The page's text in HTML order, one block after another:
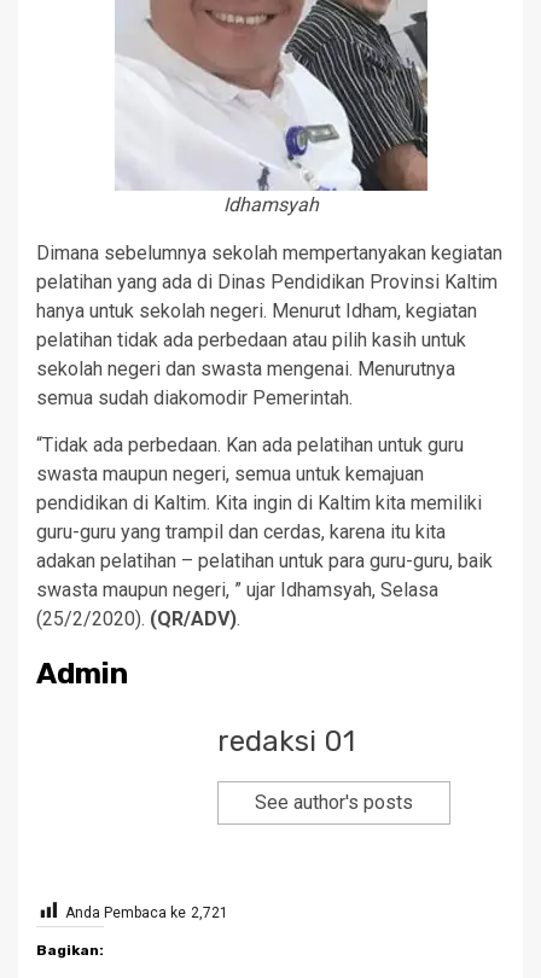
Idhamsyah
Dimana sebelumnya sekolah mempertanyakan kegiatan
pelatihan yang ada di Dinas Pendidikan Provinsi Kaltim
hanya untuk sekolah negeri. Menurut Idham, kegiatan
pelatihan tidak ada perbedaan atau pilih kasih untuk
sekolah negeri dan swasta mengenai. Menurutnya
semua sudah diakomodir Pemerintah.
“Tidak ada perbedaan. Kan ada pelatihan untuk guru
swasta maupun negeri, semua untuk kemajuan
pendidikan di Kaltim. Kita ingin di Kaltim kita memiliki
guru-guru yang trampil dan cerdas, karena itu kita
adakan pelatihan – pelatihan untuk para guru-guru, baik
swasta maupun negeri, ” ujar Idhamsyah, Selasa
(25/2/2020). (QR/ADV).
Admin
redaksi 01
See author's posts
Anda Pembaca ke 2,721
Bagikan: